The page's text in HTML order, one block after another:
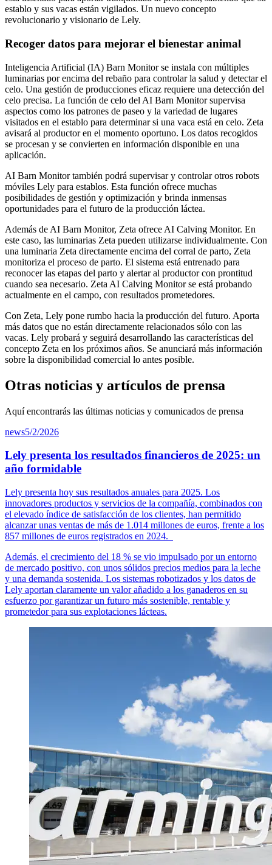
establo y sus vacas están vigilados. Un nuevo concepto
revolucionario y visionario de Lely.
Recoger datos para mejorar el bienestar animal
Inteligencia Artificial (IA) Barn Monitor se instala con múltiples
luminarias por encima del rebaño para controlar la salud y detectar el
celo. Una gestión de producciones eficaz requiere una detección del
celo precisa. La función de celo del AI Barn Monitor supervisa
aspectos como los patrones de paseo y la variedad de lugares
visitados en el establo para determinar si una vaca está en celo. Zeta
avisará al productor en el momento oportuno. Los datos recogidos
se procesan y se convierten en información disponible en una
aplicación.
AI Barn Monitor también podrá supervisar y controlar otros robots
móviles Lely para establos. Esta función ofrece muchas
posibilidades de gestión y optimización y brinda inmensas
oportunidades para el futuro de la producción láctea.
Además de AI Barn Monitor, Zeta ofrece AI Calving Monitor. En
este caso, las luminarias Zeta pueden utilizarse individualmente. Con
una luminaria Zeta directamente encima del corral de parto, Zeta
monitoriza el proceso de parto. El sistema está entrenado para
reconocer las etapas del parto y alertar al productor con prontitud
cuando sea necesario. Zeta AI Calving Monitor se está probando
actualmente en el campo, con resultados prometedores.
Con Zeta, Lely pone rumbo hacia la producción del futuro. Aporta
más datos que no están directamente relacionados sólo con las
vacas. Lely probará y seguirá desarrollando las características del
concepto Zeta en los próximos años. Se anunciará más información
sobre la disponibilidad comercial lo antes posible.
Otras noticias y artículos de prensa
Aquí encontrarás las últimas noticias y comunicados de prensa
news5/2/2026
Lely presenta los resultados financieros de 2025: un
año formidable
Lely presenta hoy sus resultados anuales para 2025. Los
innovadores productos y servicios de la compañía, combinados con
el elevado índice de satisfacción de los clientes, han permitido
alcanzar unas ventas de más de 1.014 millones de euros, frente a los
857 millones de euros registrados en 2024.
Además, el crecimiento del 18 % se vio impulsado por un entorno
de mercado positivo, con unos sólidos precios medios para la leche
y una demanda sostenida. Los sistemas robotizados y los datos de
Lely aportan claramente un valor añadido a los ganaderos en su
esfuerzo por garantizar un futuro más sostenible, rentable y
prometedor para sus explotaciones lácteas.